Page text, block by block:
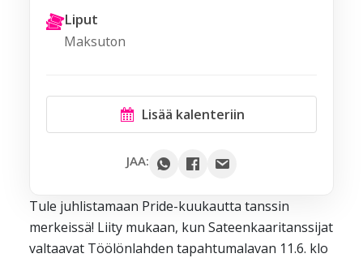
Tule juhlistamaan Pride-kuukautta tanssin
merkeissä! Liity mukaan, kun Sateenkaaritanssijat
valtaavat Töölönlahden tapahtumalavan 11.6. klo
Liput
Maksuton
Lisää kalenteriin
Yahoo
iCal / .ics
JAA: